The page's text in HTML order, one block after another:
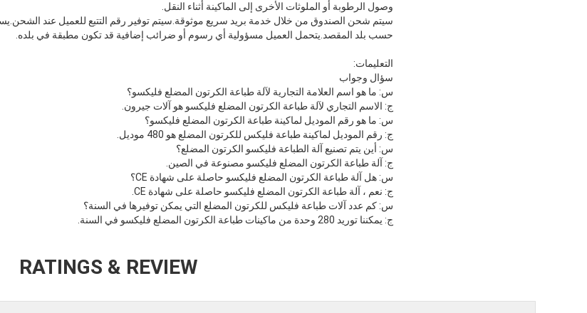
وصول الرطوبة أو الملوثات الأخرى إلى الماكينة أثناء النقل.
حسب بلد المقصد.يتحمل العميل مسؤولية أي رسوم أو ضرائب إضافية قد تكون مطبقة في بلده.
التعليمات:
سؤال وجواب
س: ما هو اسم العلامة التجارية لآلة طباعة الكرتون المضلع فليكسو؟
ج: الاسم التجاري لآلة طباعة الكرتون المضلع فليكسو هو آلات جيرون.
س: ما هو رقم الموديل لماكينة طباعة الكرتون المضلع فليكسو؟
ج: رقم الموديل لماكينة طباعة فليكس للكرتون المضلع هو 480 موديل.
س: أين يتم تصنيع آلة الطباعة فليكسو الكرتون المضلع؟
ج: آلة طباعة الكرتون المضلع فليكسو مصنوعة في الصين.
س: هل آلة طباعة الكرتون المضلع فليكسو حاصلة على شهادة CE؟
ج: نعم ، آلة طباعة الكرتون المضلع فليكسو حاصلة على شهادة CE.
س: كم عدد آلات طباعة فليكس للكرتون المضلع التي يمكن توفيرها في السنة؟
ج: يمكننا توريد 280 وحدة من ماكينات طباعة الكرتون المضلع فليكسو في السنة.
RATINGS & REVIEW